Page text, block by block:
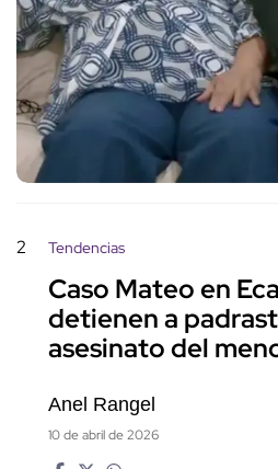
2 Tendencias
Caso Mateo en
detienen a
asesinato del
Anel Rangel
10 de abril de 2026